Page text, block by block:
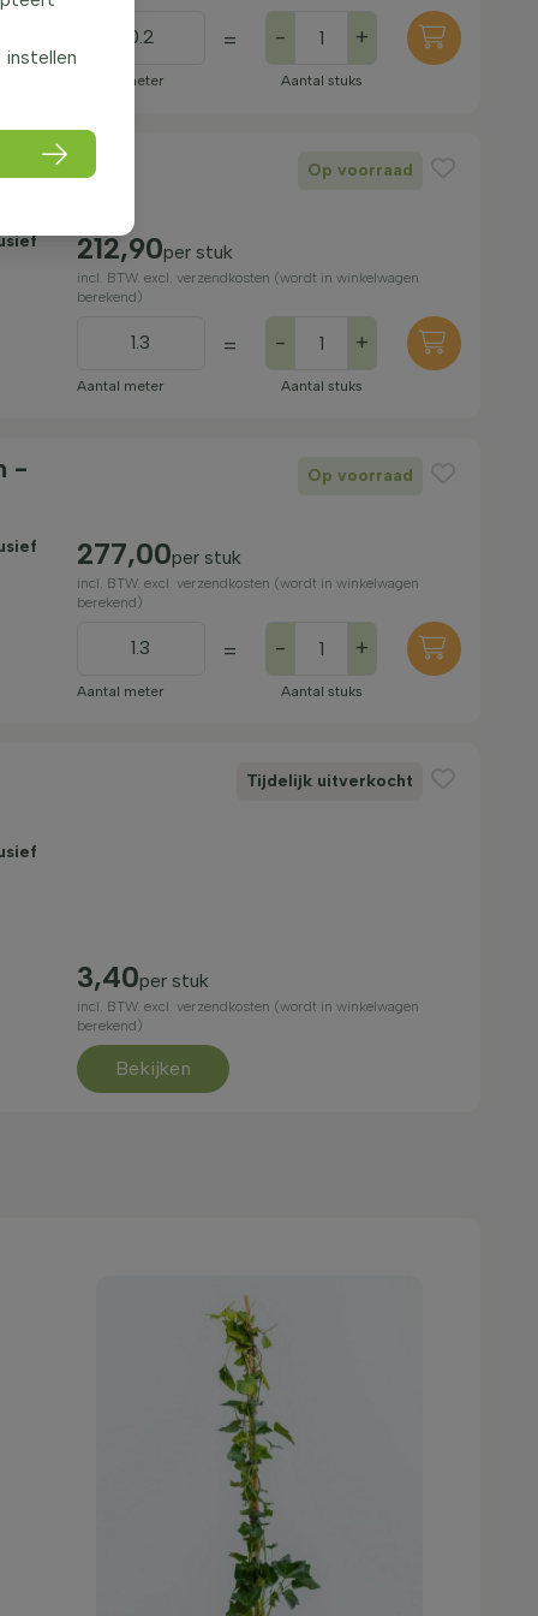
Aantal meter
= - +
Aantal stuks
Op voorraad
212,90per stuk
incl. BTW. excl. verzendkosten (wordt in winkelwagen
berekend)
Aantal meter
= - +
Aantal stuks
-
Op voorraad
277,00per stuk
incl. BTW. excl. verzendkosten (wordt in winkelwagen
berekend)
Aantal meter
= - +
Aantal stuks
Tijdelijk uitverkocht
3,40per stuk
incl. BTW. excl. verzendkosten (wordt in winkelwagen
berekend)
Bekijken
instellen